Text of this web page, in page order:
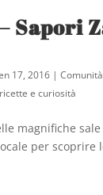
Sapori
17, 2016 |
e curiosità
magnifiche
per